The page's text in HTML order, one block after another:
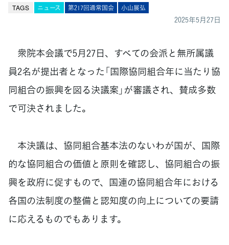
TAGS ニュース 第217回通常国会 小山展弘
2025年5月27日
衆院本会議で5月27日、すべての会派と無所属議
員2名が提出者となった「国際協同組合年に当たり協
同組合の振興を図る決議案」が審議され、賛成多数
で可決されました。
本決議は、協同組合基本法のないわが国が、国際
的な協同組合の価値と原則を確認し、協同組合の振
興を政府に促すもので、国連の協同組合年における
各国の法制度の整備と認知度の向上についての要請
に応えるものでもあります。